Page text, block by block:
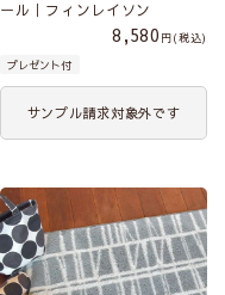
ール｜フィンレイソン
8,580
税込
プレゼント付
サンプル請求対象外です